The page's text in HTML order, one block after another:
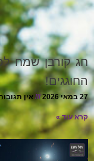
חג קורבן שמח
החוגגים!
27 במאי 2026 אין
קרא עוד »